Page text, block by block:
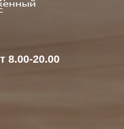
8.00-20.00